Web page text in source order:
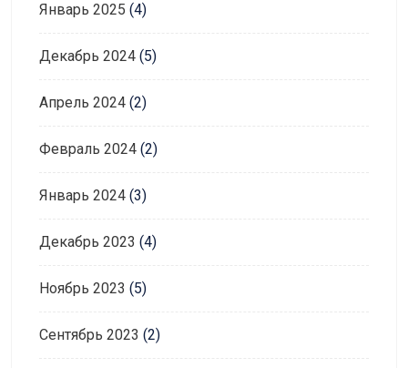
Январь 2025 (4)
Декабрь 2024 (5)
Апрель 2024 (2)
Февраль 2024 (2)
Январь 2024 (3)
Декабрь 2023 (4)
Ноябрь 2023 (5)
Сентябрь 2023 (2)